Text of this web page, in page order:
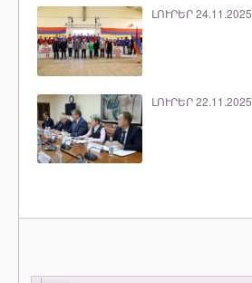
ԼՈՒՐԵՐ 24.11.2025
ԼՈՒՐԵՐ 22.11.2025